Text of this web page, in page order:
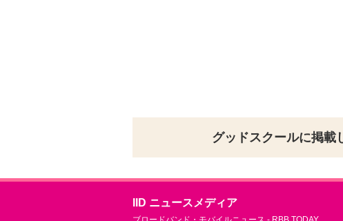
グッドスクールに掲載
IID ニュースメディア